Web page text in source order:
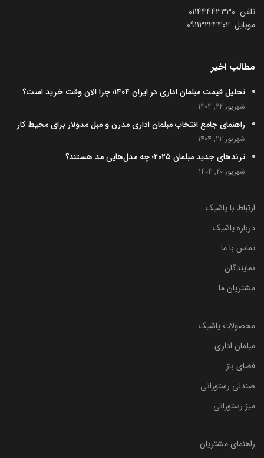
تلفن:‌ 01144443330
موبایل:‌ ۰۹۱۱۳۲۲۴۴۰۲
مطالب اخیر
تحلیل قیمت مبلمان اداری در ایران ۱۴۰۴؛ چرا الان وقت خرید است؟
شهریور 22, 1404
راهنمای جامع انتخاب مبلمان اداری مدرن و مبل مدولار برای محیط کار
شهریور 22, 1404
ترندهای جدید مبلمان ۲۰۲۵؛ چه مدل‌هایی مد هستند؟
شهریور 20, 1404
ارتباط با یاشیک
درباره یاشیک
تماس با ما
نمایندگان
مشتریان ما
محصولات یاشیک
مبلمان اداری
فضای باز
صندلی رستورانی
میز رستورانی
راهنمای مشتریان